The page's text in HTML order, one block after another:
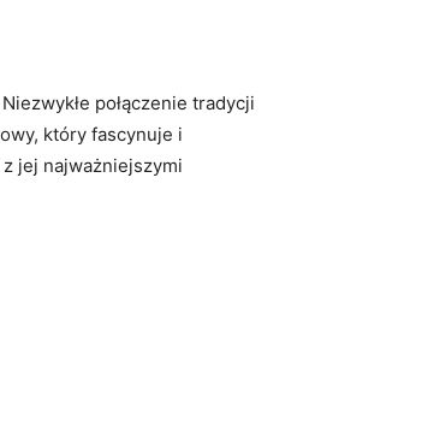
połączenie ⁤tradycji
który​ fascynuje ​i
jej najważniejszymi⁢